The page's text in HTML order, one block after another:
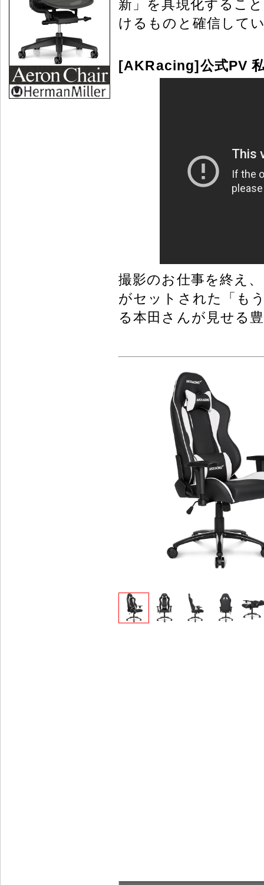
新」を具現化するこ
けるものと確信して
[AKRacing]公式PV
撮影のお仕事を終え
がセットされた「も
る本田さんが見せる